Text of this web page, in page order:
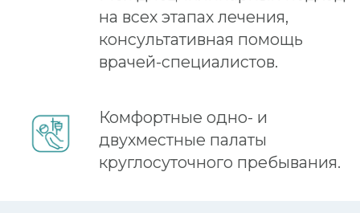
омоложения лица, требующая от
пластического хирурга глубокого
понимания анатомии и хирургического
опыта. В «Немецкой клинике» операции
пластической хирургии и эстетической
медицины, врач-пластический хирург
(к.м.н.) — Антон Владимирович Говоров.